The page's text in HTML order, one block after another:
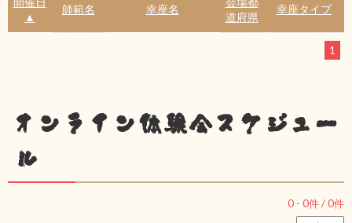
▲
師範名 幸座名
道府県
幸座タイプ
1
オンライン体験会スケジュー
ル
0 - 0件 /0件